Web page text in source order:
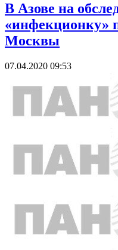
В Азове на
«инфекционку»
Москвы
07.04.2020 09:53